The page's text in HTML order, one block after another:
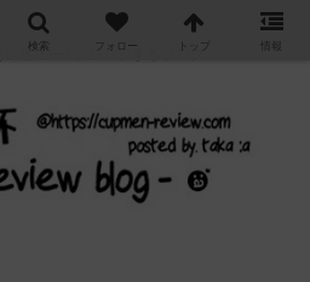
ビュー / アレンジするブログ
検索 フォロー トップ 情報